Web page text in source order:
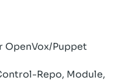
OpenVox/Puppet
Repo, Module,